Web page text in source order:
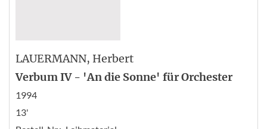
LAUERMANN, Herbert
Verbum IV - 'An die Sonne' für Orchester
1994
13'